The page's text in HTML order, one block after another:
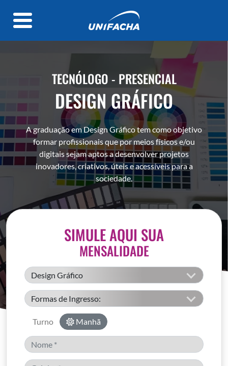
TECNÓLOGO - PRESENCIAL
DESIGN GRÁFICO
A graduação em Design Gráfico tem como objetivo
formar profissionais que por meios físicos e/ou
digitais sejam aptos a desenvolver projetos
inovadores, criativos, úteis e acessíveis para a
sociedade.
SIMULE AQUI SUA
MENSALIDADE
Turno Manhã